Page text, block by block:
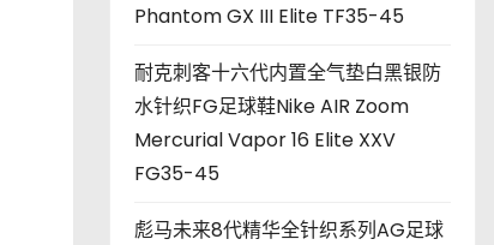
Phantom GX III Elite TF35-45
耐克刺客十六代内置全气垫白黑银防
水针织FG足球鞋Nike AIR Zoom
Mercurial Vapor 16 Elite XXV
FG35-45
彪马未来8代精华全针织系列AG足球